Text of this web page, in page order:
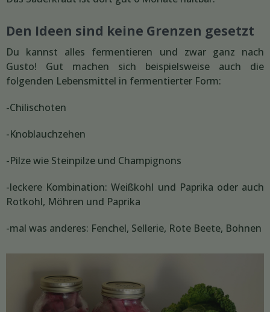
Den Ideen sind keine Grenzen gesetzt
Du kannst alles fermentieren und zwar ganz nach
Gusto! Gut machen sich beispielsweise auch die
folgenden Lebensmittel in fermentierter Form:
-Chilischoten
-Knoblauchzehen
-Pilze wie Steinpilze und Champignons
-leckere Kombination: Weißkohl und Paprika oder auch
Rotkohl, Möhren und Paprika
-mal was anderes: Fenchel, Sellerie, Rote Beete, Bohnen